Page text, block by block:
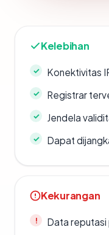
Kelebihan
Konektivitas
Registrar
Jendela
Dapat
Kekurangan
Data